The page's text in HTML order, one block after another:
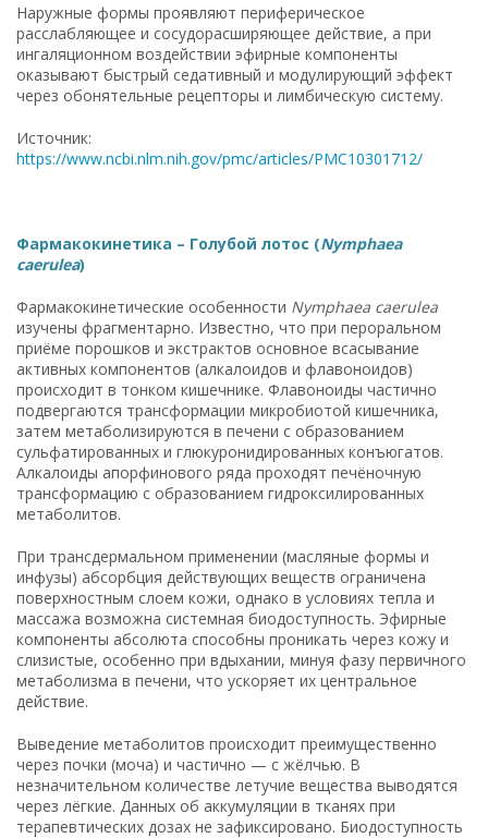
Наружные формы проявляют периферическое
расслабляющее и сосудорасширяющее действие, а при
ингаляционном воздействии эфирные компоненты
оказывают быстрый седативный и модулирующий эффект
через обонятельные рецепторы и лимбическую систему.
Источник:
https://www.ncbi.nlm.nih.gov/pmc/articles/PMC10301712/
Фармакокинетика – Голубой лотос (Nymphaea
caerulea)
Фармакокинетические особенности Nymphaea caerulea
изучены фрагментарно. Известно, что при пероральном
приёме порошков и экстрактов основное всасывание
активных компонентов (алкалоидов и флавоноидов)
происходит в тонком кишечнике. Флавоноиды частично
подвергаются трансформации микробиотой кишечника,
затем метаболизируются в печени с образованием
сульфатированных и глюкуронидированных конъюгатов.
Алкалоиды апорфинового ряда проходят печёночную
трансформацию с образованием гидроксилированных
метаболитов.
При трансдермальном применении (масляные формы и
инфузы) абсорбция действующих веществ ограничена
поверхностным слоем кожи, однако в условиях тепла и
массажа возможна системная биодоступность. Эфирные
компоненты абсолюта способны проникать через кожу и
слизистые, особенно при вдыхании, минуя фазу первичного
метаболизма в печени, что ускоряет их центральное
действие.
Выведение метаболитов происходит преимущественно
через почки (моча) и частично — с жёлчью. В
незначительном количестве летучие вещества выводятся
через лёгкие. Данных об аккумуляции в тканях при
терапевтических дозах не зафиксировано. Биодоступность